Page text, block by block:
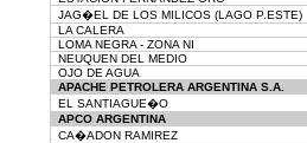
JAG�EL DE LOS MILICOS (LAGO P.ESTE)
LA CALERA
LOMA NEGRA - ZONA NI
NEUQUEN DEL MEDIO
OJO DE AGUA
APACHE PETROLERA ARGENTINA S.A.
EL SANTIAGUE�O
APCO ARGENTINA
CA�ADON RAMIREZ